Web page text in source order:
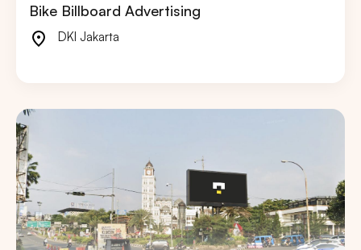
Bike Billboard Advertising
DKI Jakarta